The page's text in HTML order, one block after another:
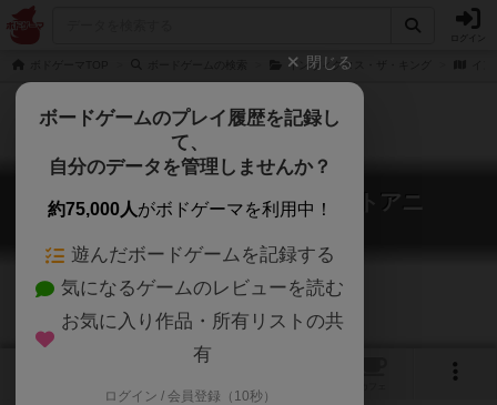
インヴィクタス・ザ・キング
インヴィクタス ver.2.0 トラトアニ
Invictus the Tlatoani ver.2.0
閉じる
ボードゲームのプレイ履歴を記録し
て、
自分のデータを管理しませんか？
約75,000人がボドゲーマを利用中！
遊んだボードゲームを記録する
気になるゲームのレビューを読む
お気に入り作品・所有リストの共
有
ログイン / 会員登録（10秒）